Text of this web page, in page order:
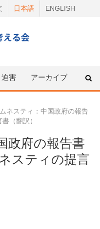
日本語 ENGLISH
迫害 アーカイブ 人権
ネスティ：中国政府の報告
（翻訳）
政府の報告書
スティの提言